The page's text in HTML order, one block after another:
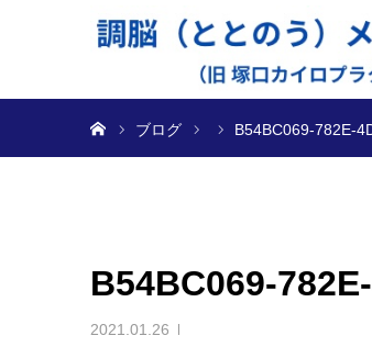
ブログ B54BC069-782E-
B54BC069-
2021.01.26